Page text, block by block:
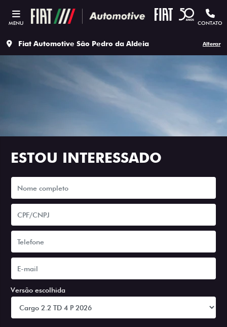
MENU CONTATO
Fiat Automotive São Pedro da Aldeia Alterar
ESTOU INTERESSADO
Versão escolhida